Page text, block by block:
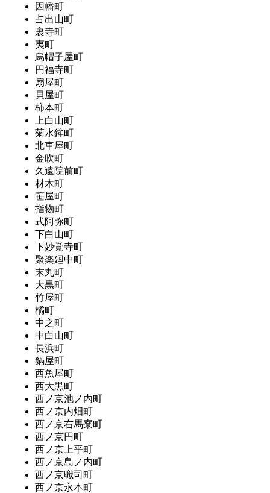
因幡町
占出山町
裏寺町
夷町
烏帽子屋町
円福寺町
扇屋町
貝屋町
柿本町
上白山町
菊水鉾町
北車屋町
金吹町
久遠院前町
材木町
笹屋町
指物町
式阿弥町
下白山町
下妙覚寺町
聚楽廻中町
末丸町
大黒町
竹屋町
橘町
中之町
中白山町
長浜町
鍋屋町
西魚屋町
西大黒町
西ノ京池ノ内町
西ノ京内畑町
西ノ京右馬寮町
西ノ京円町
西ノ京上平町
西ノ京島ノ内町
西ノ京職司町
西ノ京永本町